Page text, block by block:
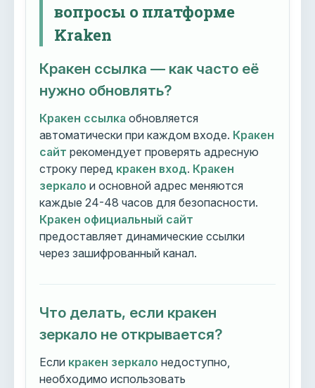
вопросы о платформе
Kraken
Кракен ссылка — как часто её
нужно обновлять?
Кракен ссылка обновляется
автоматически при каждом входе. Кракен
сайт рекомендует проверять адресную
строку перед кракен вход. Кракен
зеркало и основной адрес меняются
каждые 24-48 часов для безопасности.
Кракен официальный сайт
предоставляет динамические ссылки
через зашифрованный канал.
Что делать, если кракен
зеркало не открывается?
Если кракен зеркало недоступно,
необходимо использовать